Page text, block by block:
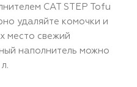
CAT STEP Tofu
удаляйте комочки и
место свежий
наполнитель можно